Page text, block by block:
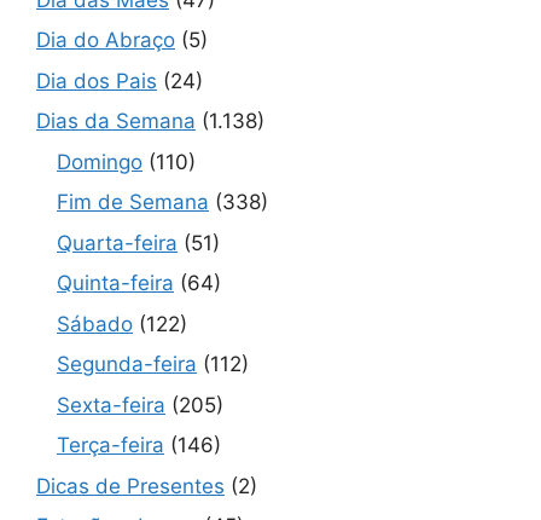
Dia do Abraço (5)
Dia dos Pais (24)
Dias da Semana (1.138)
Domingo (110)
Fim de Semana (338)
Quarta-feira (51)
Quinta-feira (64)
Sábado (122)
Segunda-feira (112)
Sexta-feira (205)
Terça-feira (146)
Dicas de Presentes (2)